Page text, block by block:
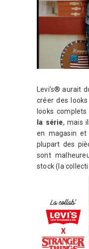
Levi’s® aurait
créer des looks
looks
la série, mais
en magasin et
plupart des
sont
stock (la